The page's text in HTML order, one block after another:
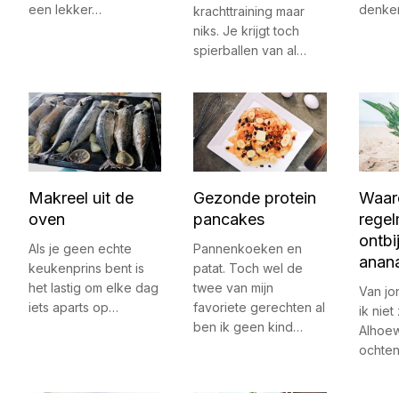
een lekker…
krachttraining maar
niks. Je krijgt toch
spierballen van al…
Makreel uit de
oven
Als je geen echte
keukenprins bent is
het lastig om elke dag
iets aparts op…
Gezonde protein
pancakes
Pannenkoeken en
patat. Toch wel de
twee van mijn
favoriete gerechten al
ben ik geen kind…
Van
ik niet